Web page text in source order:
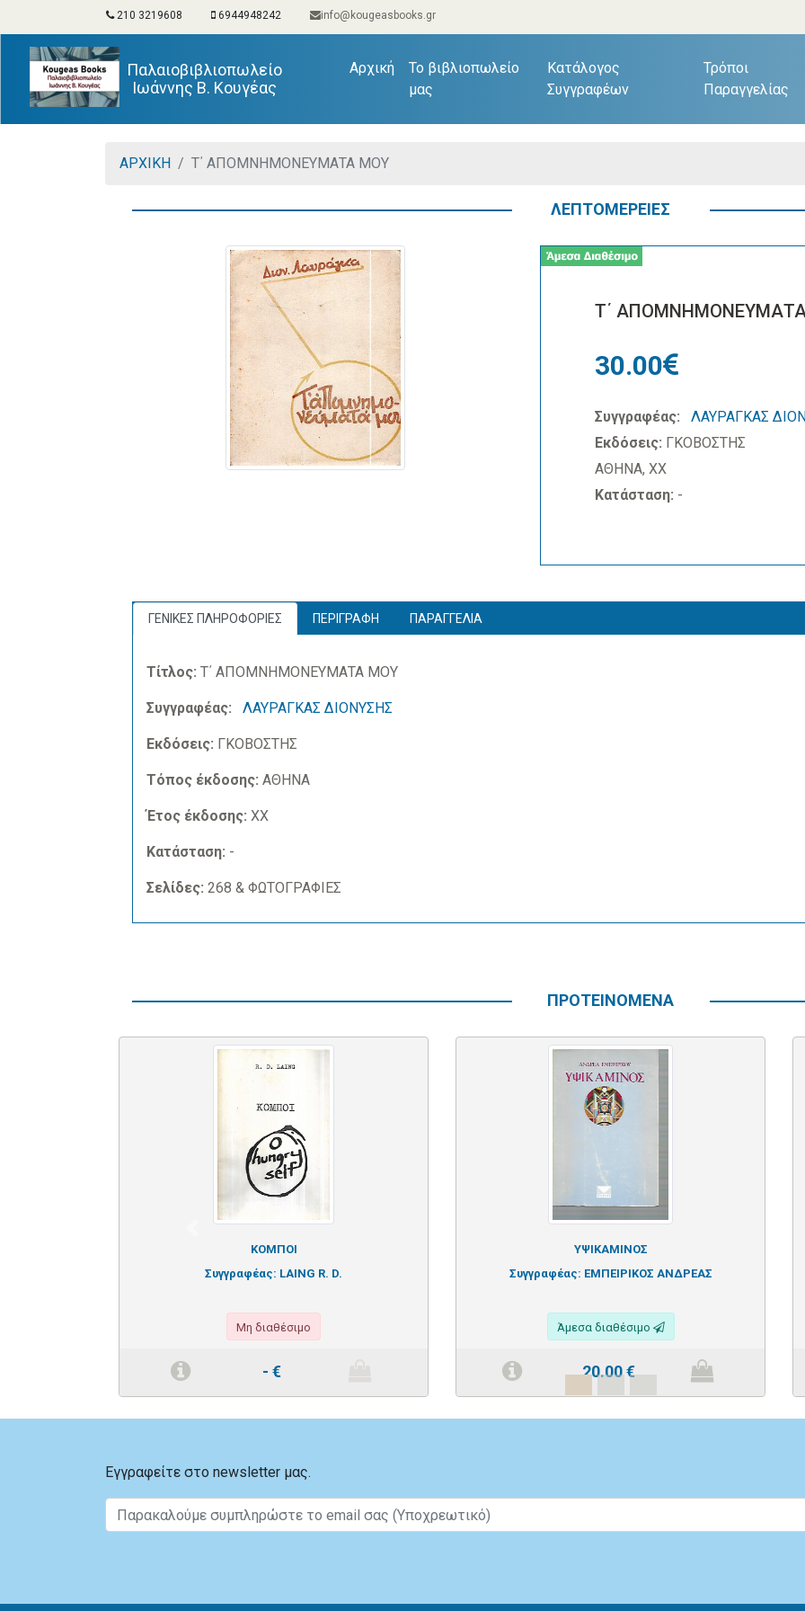
210 3219608 6944948242 info@kougeasbooks.gr
Παλαιοβιβλιοπωλείο
Ιωάννης Β. Κουγέας
Αρχική(current)
Το βιβλιοπωλείο
μας
Κατάλογος
Συγγραφέων
Τρόποι
Παραγγελίας
ΑΡΧΙΚΗ Τ΄ ΑΠΟΜΝΗΜΟΝΕΥΜΑΤΑ ΜΟΥ
ΛΕΠΤΟΜΕΡΕΙΕΣ
Τ΄
30.00
Συγγραφέας:
ΛΑΥΡΑΓΚΑΣ
Εκδόσεις: ΓΚΟΒΟΣΤΗΣ
ΑΘΗΝΑ, ΧΧ
Κατάσταση: -
ΓΕΝΙΚΕΣ ΠΛΗΡΟΦΟΡΙΕΣ ΠΕΡΙΓΡΑΦΗ ΠΑΡΑΓΓΕΛΙΑ
Τίτλος: Τ΄ ΑΠΟΜΝΗΜΟΝΕΥΜΑΤΑ ΜΟΥ
Συγγραφέας: ΛΑΥΡΑΓΚΑΣ ΔΙΟΝΥΣΗΣ
Εκδόσεις: ΓΚΟΒΟΣΤΗΣ
Τόπος έκδοσης: ΑΘΗΝΑ
Έτος έκδοσης: ΧΧ
Κατάσταση: -
Σελίδες: 268 & ΦΩΤΟΓΡΑΦΙΕΣ
ΠΡΟΤΕΙΝΟΜΕΝΑ
ΚΟΜΠΟΙ
Συγγραφέας: LAING R. D.
Μη διαθέσιμο
- €
ΥΨΙΚΑΜΙΝΟΣ
Συγγραφέας: ΕΜΠΕΙΡΙΚΟΣ ΑΝΔΡΕΑΣ
Άμεσα διαθέσιμο
20.00€
Εγγραφείτε στο newsletter μας.